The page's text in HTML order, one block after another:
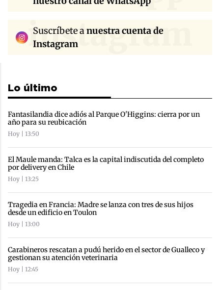
instagram
Suscríbete anuestra cuenta de
Instagram
Lo último
Fantasilandia dice adiós al Parque O'Higgins: cierra por un
año para su reubicación
Hoy | 13:50
El Maule manda: Talca es la capital indiscutida del completo
por delivery en Chile
Hoy | 13:25
Tragedia en Francia: Madre se lanza con tres de sus hijos
desde un edificio en Toulon
Hoy | 13:00
Carabineros rescatan a pudú herido en el sector de Gualleco y
gestionan su atención veterinaria
Hoy | 12:45